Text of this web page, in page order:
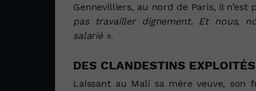
Gennevilliers, au nord de Paris, il
pas travailler dignement. Et nous,
salarié ».
DES CLANDESTINS
Laissant au Mali sa mère veuve,